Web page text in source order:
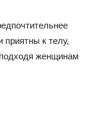
к телу,
женщинам